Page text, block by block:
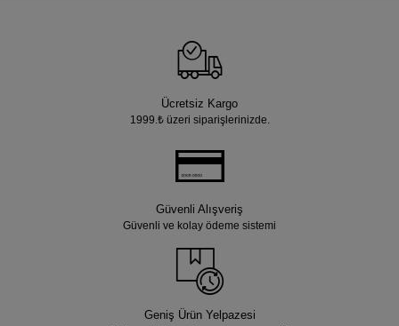
Ücretsiz Kargo
1999.₺ üzeri siparişlerinizde.
Güvenli Alışveriş
Güvenli ve kolay ödeme sistemi
Geniş Ürün Yelpazesi